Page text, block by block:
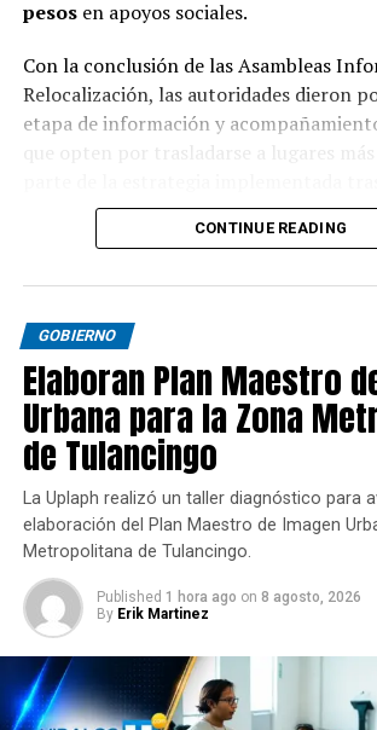
pesosen apoyos sociales.
Con la conclusión de las Asambleas
Relocalización, las autoridades dieron
etapa de información y
que opten por trasladarse a lugares más
afectaciones provocadas por las lluvias
CONTINUE READING
GOBIERNO
Elaboran Plan Maestro
Urbana para la Zona
de Tulancingo
La Uplaph realizó un taller diagnóstico para
elaboración del Plan Maestro de Imagen
Metropolitana de Tulancingo.
Published 1 hora ago on 8 agosto, 2026
By Erik Martinez